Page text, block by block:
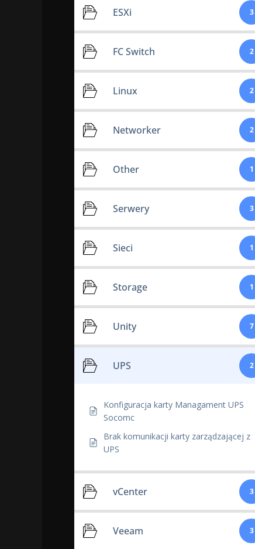
ESXi 3
FC Switch 2
Linux 2
Networker 2
Other 1
Serwery 3
Sieci 1
Storage 1
Unity 7
UPS 2
Konfiguracja karty Managament UPS
Socomc
Brak komunikacji karty zarządzającej z
UPS
vCenter 3
Veeam 3